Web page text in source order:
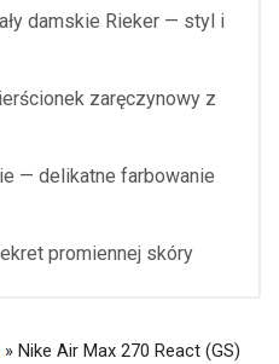
damskie Rieker — styl i
zaręczynowy z
— delikatne farbowanie
promiennej skóry
» Nike Air Max 270 React (GS)